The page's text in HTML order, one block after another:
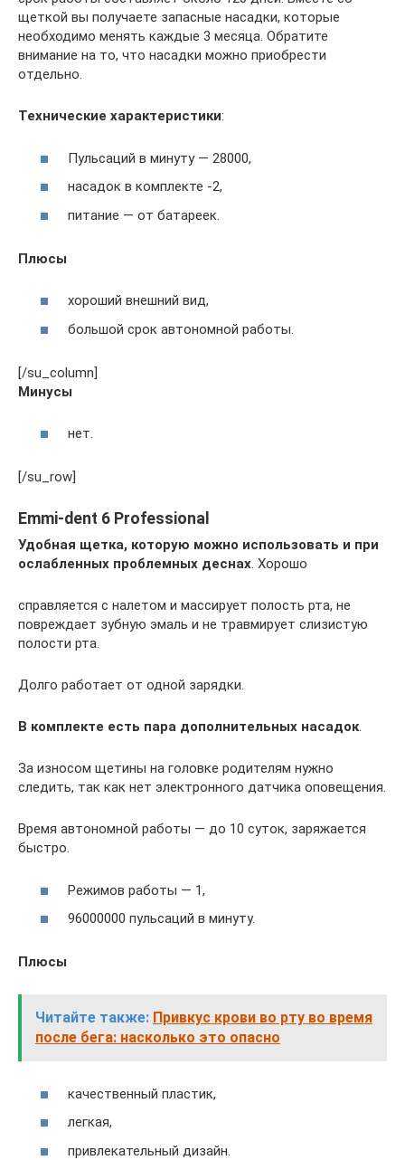
щеткой вы получаете запасные насадки, которые
необходимо менять каждые 3 месяца. Обратите
внимание на то, что насадки можно приобрести
отдельно.
Технические характеристики:
Пульсаций в минуту — 28000,
насадок в комплекте -2,
питание — от батареек.
Плюсы
хороший внешний вид,
большой срок автономной работы.
[/su_column]
Минусы
нет.
[/su_row]
Emmi-dent 6 Professional
Удобная щетка, которую можно использовать и при
ослабленных проблемных деснах. Хорошо
справляется с налетом и массирует полость рта, не
повреждает зубную эмаль и не травмирует слизистую
полости рта.
Долго работает от одной зарядки.
В комплекте есть пара дополнительных насадок.
За износом щетины на головке родителям нужно
следить, так как нет электронного датчика оповещения.
Время автономной работы — до 10 суток, заряжается
быстро.
Режимов работы — 1,
96000000 пульсаций в минуту.
Плюсы
Читайте также: Привкус крови во рту во время
после бега: насколько это опасно
качественный пластик,
легкая,
привлекательный дизайн.